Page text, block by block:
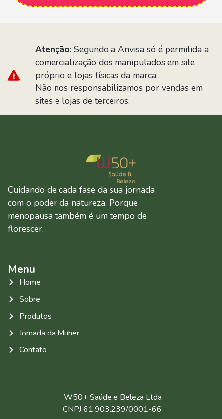
Atenção: Segundo a Anvisa só é permitida a
comercialização dos manipulados em site
próprio e lojas físicas da marca.
Não nos responsabilizamos por vendas em
sites e lojas de terceiros.
Cuidando de cada fase da sua jornada
com o poder da natureza. Porque
menopausa também é um tempo de
florescer.
Menu
Home
Sobre
Produtos
Jornada da Muher
Contato
W50+ Saúde e Beleza Ltda
CNPJ 61.903.239/0001-66